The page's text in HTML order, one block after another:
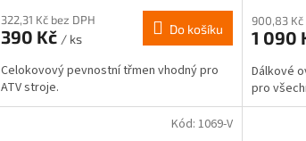
322,31 Kč bez DPH
390 Kč / ks
Do košíku
Celokovový pevnostní třmen vhodný pro
ATV stroje.
produktu
je
z
5
900,83 Kč
1 090
Dálkové
pro
Kód: 1069-V